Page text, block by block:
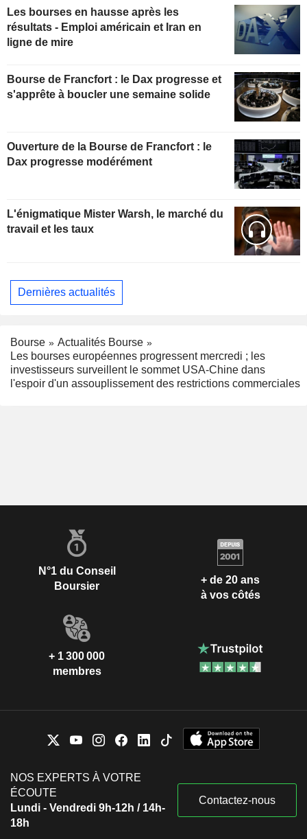
Les bourses en hausse après les
résultats - Emploi américain et Iran en
ligne de mire
Bourse de Francfort : le Dax progresse et
s'apprête à boucler une semaine solide
Ouverture de la Bourse de Francfort : le
Dax progresse modérément
L'énigmatique Mister Warsh, le marché du
travail et les taux
Dernières actualités
Bourse
Actualités Bourse
Les bourses européennes progressent mercredi ; les
investisseurs surveillent le sommet USA-Chine dans
l'espoir d'un assouplissement des restrictions commerciales
N°1 du Conseil
Boursier
+ de 20 ans
à vos côtés
+ 1 300 000
membres
NOS EXPERTS À VOTRE
ÉCOUTE
Lundi - Vendredi 9h-12h / 14h-
18h
Contactez-nous